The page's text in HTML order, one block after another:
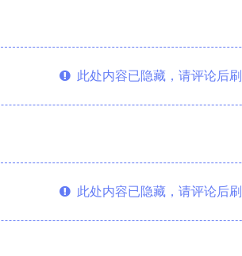
此处内容已隐藏，请评论后
此处内容已隐藏，请评论后